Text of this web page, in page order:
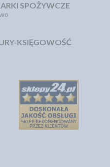
SPOŻYWCZE
KSIĘGOWOŚĆ